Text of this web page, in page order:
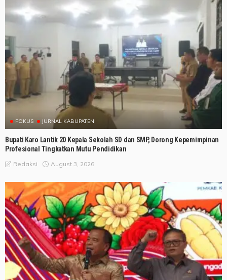
FOKUS JURNAL KABUPATEN
Bupati Karo Lantik 20 Kepala Sekolah SD dan SMP, Dorong Kepemimpinan
Profesional Tingkatkan Mutu Pendidikan
Redaksi August 3, 2026